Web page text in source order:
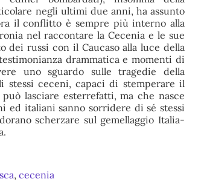
negli ultimi due anni, ha assunto
il conflitto è sempre più interno alla
nel raccontare la Cecenia e le sue
russi con il Caucaso alla luce della
drammatica e momenti di
uno sguardo sulle tragedie della
stessi ceceni, capaci di stemperare il
lasciare esterrefatti, ma che nasce
ed italiani sanno sorridere di sé stessi
scherzare sul gemellaggio Italia-
,cecenia